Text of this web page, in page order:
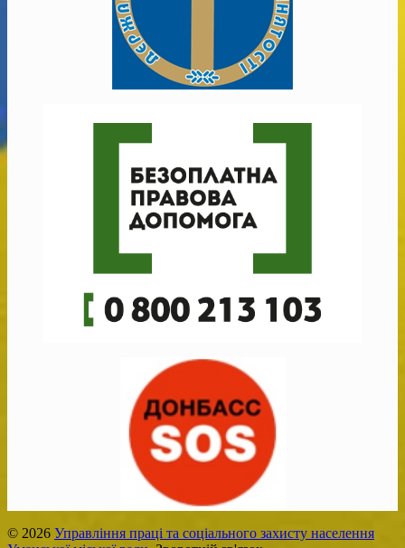
© 2026 Управління праці та соціального захисту населення